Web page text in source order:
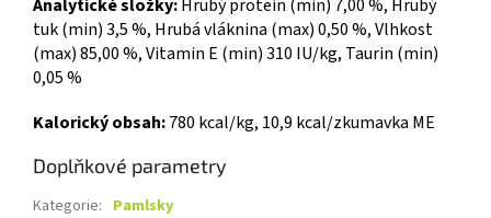
Analytické složky:Hrubý protein (min) 7,00 %, Hrubý
tuk (min) 3,5 %, Hrubá vláknina (max) 0,50 %, Vlhkost
(max) 85,00 %, Vitamin E (min) 310 IU/kg, Taurin (min)
0,05 %
Kalorický obsah:780 kcal/kg, 10,9 kcal/zkumavka ME
Doplňkové parametry
Kategorie: Pamlsky